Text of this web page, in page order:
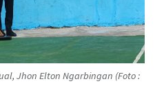
Jhon Elton Ngarbingan (Foto :